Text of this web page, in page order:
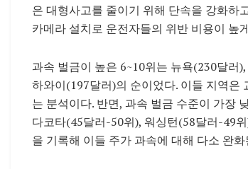
은 대형사고를 줄이기 위해 단속을 강화하
카메라 설치로 운전자들의 위반 비용이 높
과속 벌금이 높은 6~10위는 뉴욕(230달러
하와이(197달러)의 순이었다. 이들 지역은
는 분석이다. 반면, 과속 벌금 수준이 가장
다코타(45달러-50위), 워싱턴(58달러-49
을 기록해 이들 주가 과속에 대해 다소 완